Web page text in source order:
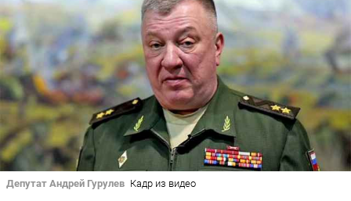
Депутат Андрей Гурулев Кадр из видео